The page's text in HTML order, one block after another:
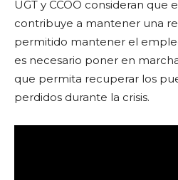
UGT y CCOO consideran que
contribuye a mantener una
permitido mantener el
es necesario poner en
que permita recuperar los
perdidos durante la crisis.